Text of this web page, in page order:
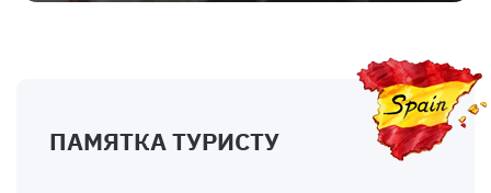
ПАМЯТКА ТУРИСТУ